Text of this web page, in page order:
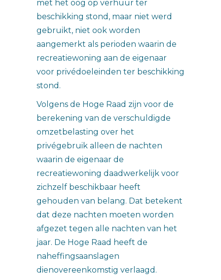
met het oog op verhuur ter
beschikking stond, maar niet werd
gebruikt, niet ook worden
aangemerkt als perioden waarin de
recreatiewoning aan de eigenaar
voor privédoeleinden ter beschikking
stond.
Volgens de Hoge Raad zijn voor de
berekening van de verschuldigde
omzetbelasting over het
privégebruik alleen de nachten
waarin de eigenaar de
recreatiewoning daadwerkelijk voor
zichzelf beschikbaar heeft
gehouden van belang. Dat betekent
dat deze nachten moeten worden
afgezet tegen alle nachten van het
jaar. De Hoge Raad heeft de
naheffingsaanslagen
dienovereenkomstig verlaagd.